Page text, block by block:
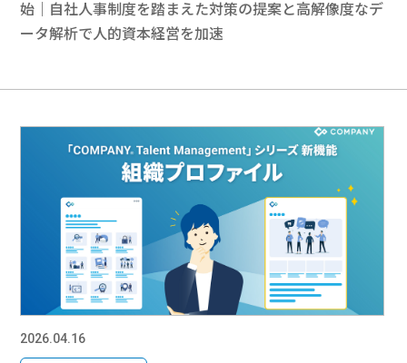
始｜自社人事制度を踏まえた対策の提案と高解像度なデ
ータ解析で人的資本経営を加速
2026.04.16